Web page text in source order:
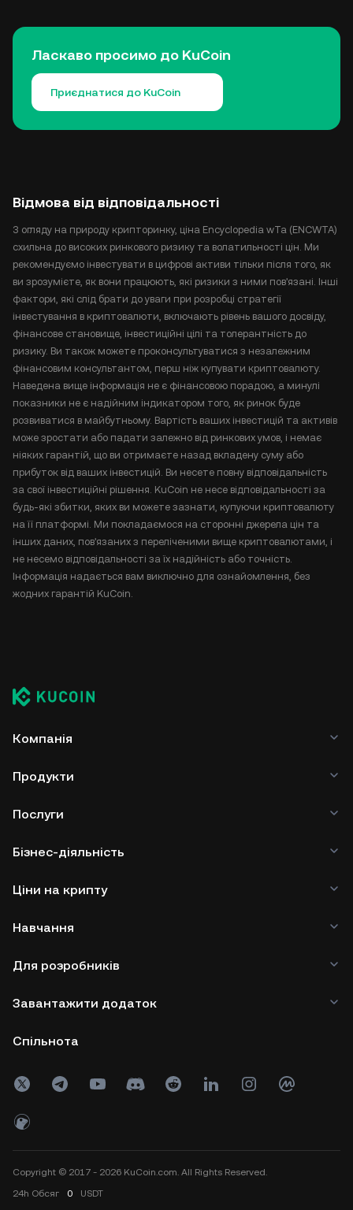
Ласкаво просимо до KuCoin
Приєднатися до KuCoin
Відмова від відповідальності
З огляду на природу крипторинку, ціна Encyclopedia wTa (ENCWTA)
схильна до високих ринкового ризику та волатильності цін. Ми
рекомендуємо інвестувати в цифрові активи тільки після того, як
ви зрозумієте, як вони працюють, які ризики з ними пов'язані. Інші
фактори, які слід брати до уваги при розробці стратегії
інвестування в криптовалюти, включають рівень вашого досвіду,
фінансове становище, інвестиційні цілі та толерантність до
ризику. Ви також можете проконсультуватися з незалежним
фінансовим консультантом, перш ніж купувати криптовалюту.
Наведена вище інформація не є фінансовою порадою, а минулі
показники не є надійним індикатором того, як ринок буде
розвиватися в майбутньому. Вартість ваших інвестицій та активів
може зростати або падати залежно від ринкових умов, і немає
ніяких гарантій, що ви отримаєте назад вкладену суму або
прибуток від ваших інвестицій. Ви несете повну відповідальність
за свої інвестиційні рішення. KuCoin не несе відповідальності за
будь-які збитки, яких ви можете зазнати, купуючи криптовалюту
на її платформі. Ми покладаємося на сторонні джерела цін та
інших даних, пов'язаних з переліченими вище криптовалютами, і
не несемо відповідальності за їх надійність або точність.
Інформація надається вам виключно для ознайомлення, без
жодних гарантій KuCoin.
Компанія
Продукти
Послуги
Бізнес-діяльність
Ціни на крипту
Навчання
Для розробників
Завантажити додаток
Спільнота
Copyright © 2017 - 2026 KuCoin.com. All Rights Reserved.
24h Обсяг 0 USDT